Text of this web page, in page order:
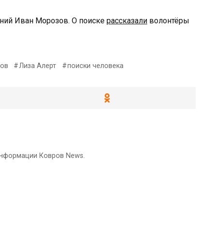
Иван Морозов. О поиске рассказали волонтёры
Лиза Алерт поиски человека
Ковров News.